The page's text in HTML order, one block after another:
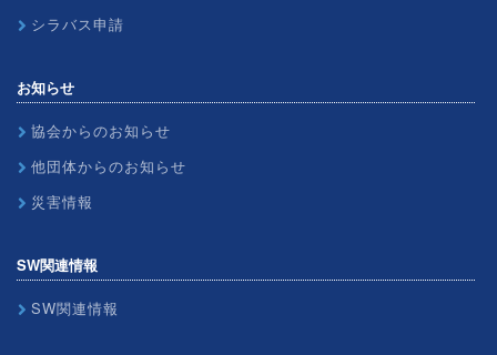
シラバス申請
お知らせ
協会からのお知らせ
他団体からのお知らせ
災害情報
SW関連情報
SW関連情報